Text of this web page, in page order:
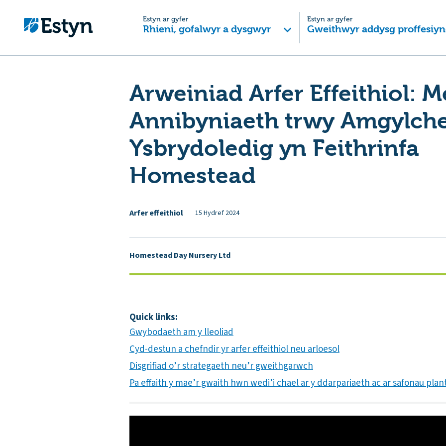
Estyn ar gyfer
Rhieni, gofalwyr a dysgwyr
Estyn ar gyfer
Gweithwyr addysg
Arweiniad Arfer Effeithiol:
Annibyniaeth trwy
Ysbrydoledig yn Feithrinfa
Homestead
Arfer effeithiol 15 Hydref 2024
Homestead Day Nursery Ltd
Quick links:
Gwybodaeth am y lleoliad
Cyd-destun a chefndir yr arfer effeithiol neu arloesol
Disgrifiad o’r strategaeth neu’r gweithgarwch
Pa effaith y mae’r gwaith hwn wedi’i chael ar y ddarpariaeth ac ar safonau